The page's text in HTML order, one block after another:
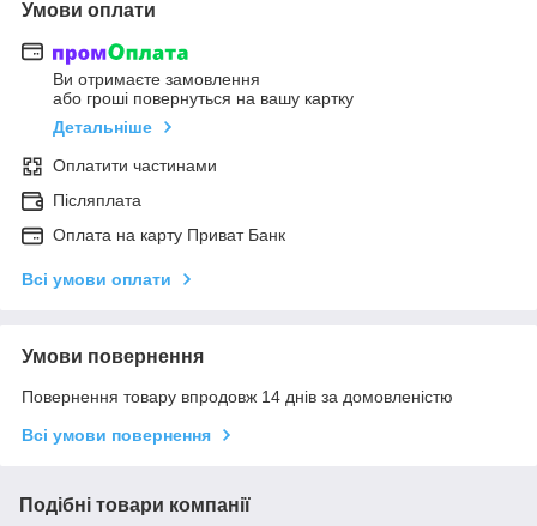
Умови оплати
Ви отримаєте замовлення
або гроші повернуться на вашу картку
Детальніше
Оплатити частинами
Післяплата
Оплата на карту Приват Банк
Всі умови оплати
Умови повернення
Повернення товару впродовж 14 днів за домовленістю
Всі умови повернення
Подібні товари компанії